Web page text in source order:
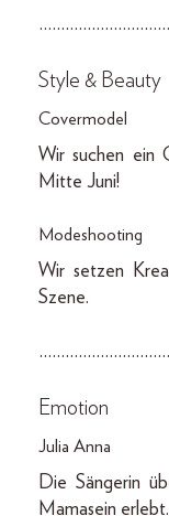
Style & Beauty
Covermodel
Wir suchen ein
Mitte Juni!
Modeshooting
Wir setzen
Szene.
Emotion
Julia Anna
Die Sängerin
Mamasein erlebt.